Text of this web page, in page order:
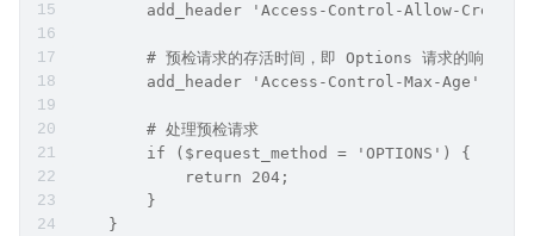
add_header 'Access-Control-Allow-
# 预检请求的存活时间，即 Options 请求的响应缓存
add_header 'Access-Control-Max-Age'
        # 处理预检请求
        if ($request_method = 'OPTIONS') {
            return 204;
        }
    }